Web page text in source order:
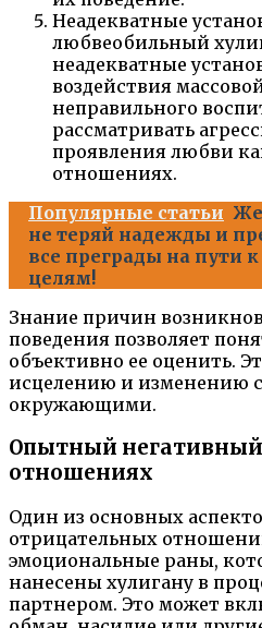
Неадекватные
любвеобильный
неадекватные
воздействия
неправильного
рассматривать
проявления любви
отношениях.
Популярные статьи
не теряй надежды и
все преграды на пути
целям!
Знание причин
поведения позволяет
объективно ее оценить.
исцелению и изменению
окружающими.
Опытный
отношениях
Один из основных
отрицательных
эмоциональные раны,
нанесены хулигану в
партнером. Это может